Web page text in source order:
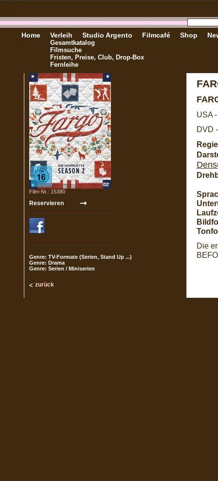
Home Verleih
Gesamtkatalog
Filmsuche
Fristen, Preise, Club, Drop-Box
Fernleihe
Studio Argento Filmcafé Shop
Film-Nr.: 15380
Genre: TV-Formate (Serien, Stand Up ...)
Genre: Drama
Genre: Serien / Miniserien
zurück
USA
DVD
Die